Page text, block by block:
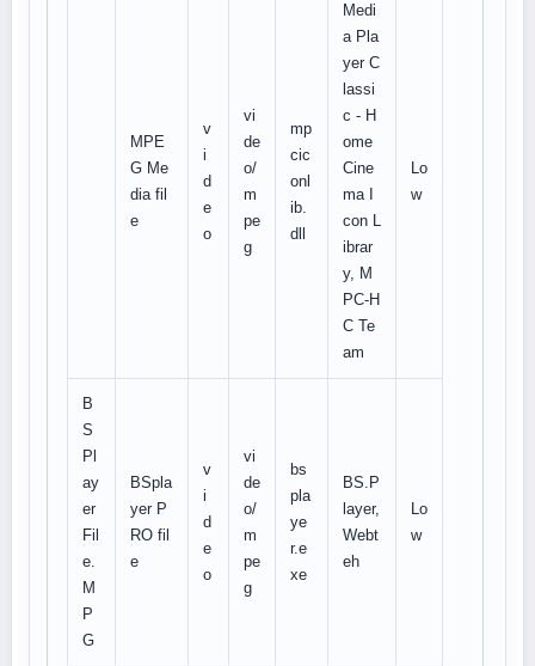
MPE
G Me
dia fil
e
v
i
d
e
o
vi
de
o/
m
pe
g
mp
cic
onl
ib.
dll
Medi
a Pla
yer C
lassi
c - H
ome
Cine
ma I
con L
ibrar
y, M
PC-H
C Te
am
Lo
w
B
S
Pl
ay
er
Fil
e.
M
P
G
BSpla
yer P
RO fil
e
v
i
d
e
o
vi
de
o/
m
pe
g
bs
pla
ye
r.e
xe
BS.P
layer,
Webt
eh
Lo
w